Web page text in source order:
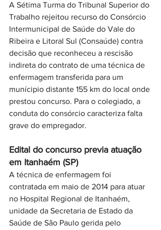
A Sétima Turma do Tribunal Superior do
Trabalho rejeitou recurso do Consórcio
Intermunicipal de Saúde do Vale do
Ribeira e Litoral Sul (Consaúde) contra
decisão que reconheceu a rescisão
indireta do contrato de uma técnica de
enfermagem transferida para um
munícipio distante 155 km do local onde
prestou concurso. Para o colegiado, a
conduta do consórcio caracteriza falta
grave do empregador.
Edital do concurso previa atuação
em Itanhaém (SP)
A técnica de enfermagem foi
contratada em maio de 2014 para atuar
no Hospital Regional de Itanhaém,
unidade da Secretaria de Estado da
Saúde de São Paulo gerida pelo